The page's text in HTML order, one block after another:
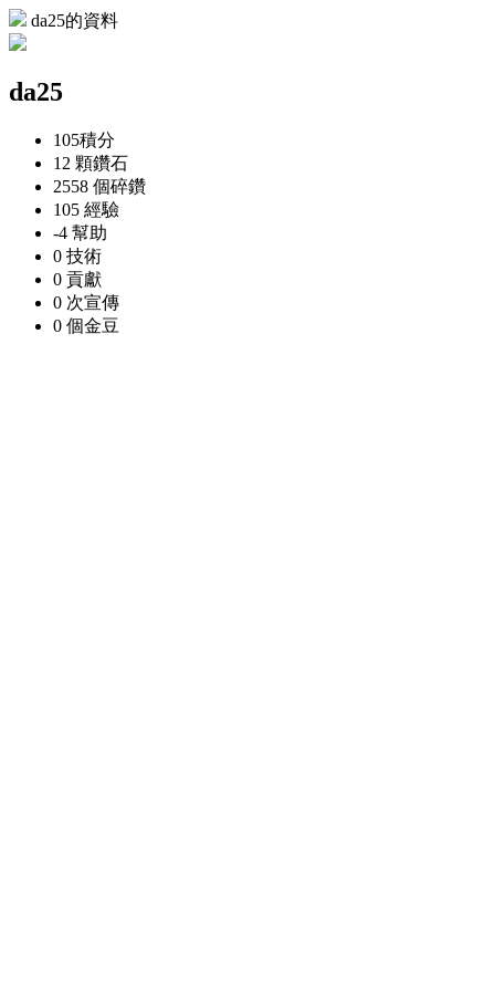
da25的資料
da25
105積分
12 顆鑽石
2558 個碎鑽
105 經驗
-4 幫助
0 技術
0 貢獻
0 次宣傳
0 個金豆